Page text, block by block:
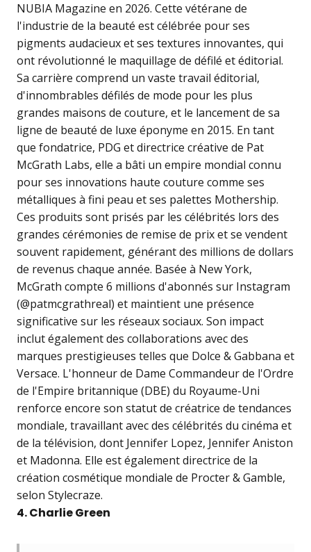
NUBIA Magazine en 2026. Cette vétérane de
l'industrie de la beauté est célébrée pour ses
pigments audacieux et ses textures innovantes, qui
ont révolutionné le maquillage de défilé et éditorial.
Sa carrière comprend un vaste travail éditorial,
d'innombrables défilés de mode pour les plus
grandes maisons de couture, et le lancement de sa
ligne de beauté de luxe éponyme en 2015. En tant
que fondatrice, PDG et directrice créative de Pat
McGrath Labs, elle a bâti un empire mondial connu
pour ses innovations haute couture comme ses
métalliques à fini peau et ses palettes Mothership.
Ces produits sont prisés par les célébrités lors des
grandes cérémonies de remise de prix et se vendent
souvent rapidement, générant des millions de dollars
de revenus chaque année. Basée à New York,
McGrath compte 6 millions d'abonnés sur Instagram
(@patmcgrathreal) et maintient une présence
significative sur les réseaux sociaux. Son impact
inclut également des collaborations avec des
marques prestigieuses telles que Dolce & Gabbana et
Versace. L'honneur de Dame Commandeur de l'Ordre
de l'Empire britannique (DBE) du Royaume-Uni
renforce encore son statut de créatrice de tendances
mondiale, travaillant avec des célébrités du cinéma et
de la télévision, dont Jennifer Lopez, Jennifer Aniston
et Madonna. Elle est également directrice de la
création cosmétique mondiale de Procter & Gamble,
selon Stylecraze.
4. Charlie Green